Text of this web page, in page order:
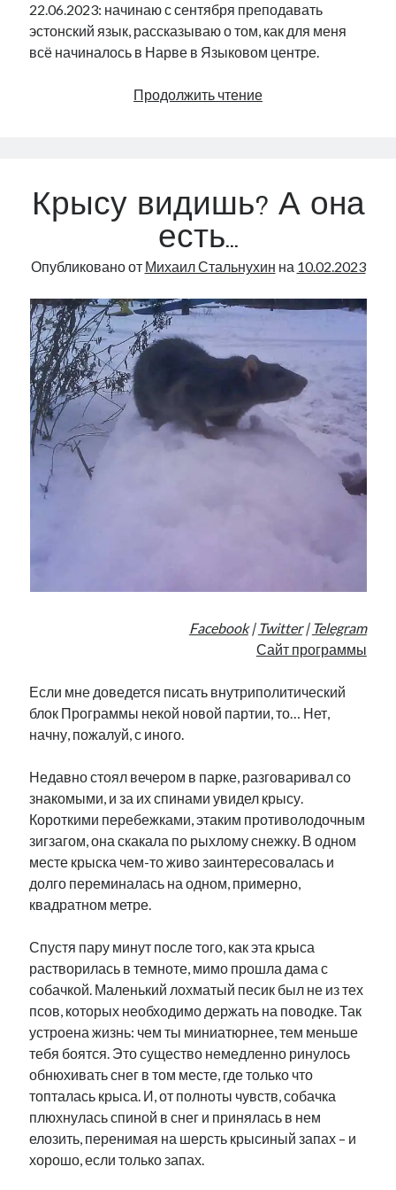
22.06.2023: начинаю с сентября преподавать
эстонский язык, рассказываю о том, как для меня
всё начиналось в Нарве в Языковом центре.
Продолжить чтениеКурсы
|
|
Крысу видишь? А она
есть…
Опубликовано от Михаил Стальнухин на 10.02.2023
Facebook| Twitter| Telegram
Сайт программы
Если мне доведется писать внутриполитический
блок Программы некой новой партии, то… Нет,
начну, пожалуй, с иного.
Недавно стоял вечером в парке, разговаривал со
знакомыми, и за их спинами увидел крысу.
Короткими перебежками, этаким противолодочным
зигзагом, она скакала по рыхлому снежку. В одном
месте крыска чем-то живо заинтересовалась и
долго переминалась на одном, примерно,
квадратном метре.
Спустя пару минут после того, как эта крыса
растворилась в темноте, мимо прошла дама с
собачкой. Маленький лохматый песик был не из тех
псов, которых необходимо держать на поводке. Так
устроена жизнь: чем ты миниатюрнее, тем меньше
тебя боятся. Это существо немедленно ринулось
обнюхивать снег в том месте, где только что
топталась крыса. И, от полноты чувств, собачка
плюхнулась спиной в снег и принялась в нем
елозить, перенимая на шерсть крысиный запах – и
хорошо, если только запах.